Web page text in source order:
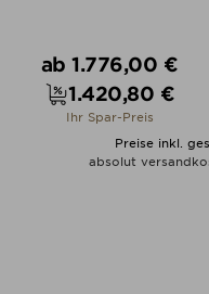
Verkaufspreis
ab 1.776,00 €
Preis
1.420,80 €
Ihr Spar-Preis
Preise inkl.
absolut